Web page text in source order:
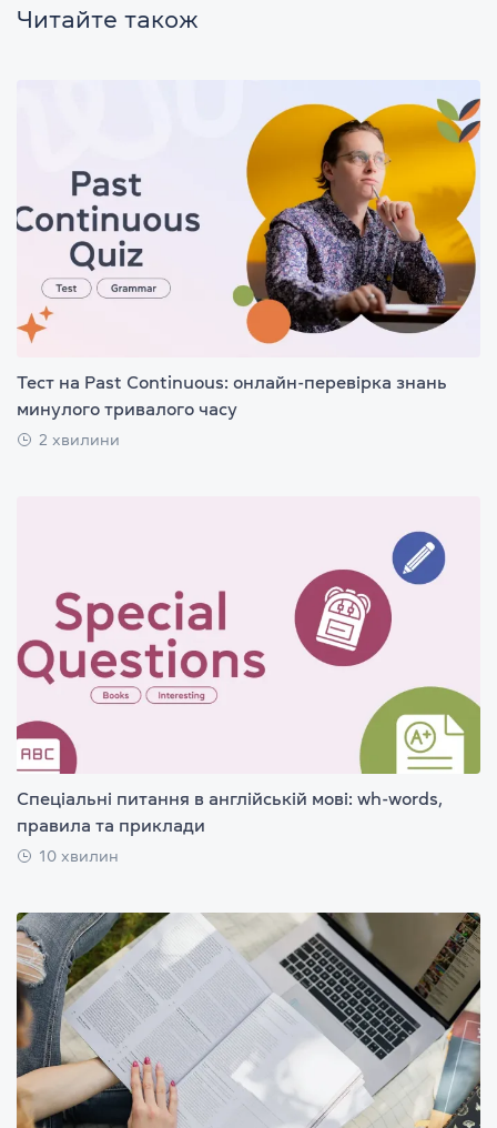
Читайте також
Тест на Past Continuous: онлайн-перевірка знань
минулого тривалого часу
2 хвилини
Спеціальні питання в англійській мові: wh-words,
правила та приклади
10 хвилин